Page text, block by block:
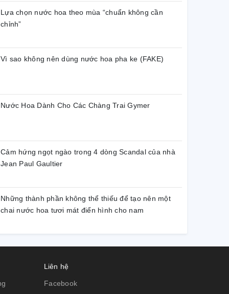
Lựa chọn nước hoa theo mùa “chuẩn không cần
chỉnh”
Vì sao không nên dùng nước hoa pha ke (FAKE)
Nước Hoa Dành Cho Các Chàng Trai Gymer
Cảm hứng ngọt ngào trong 4 dòng Scandal của nhà
Jean Paul Gaultier
Những thành phần không thể thiếu để tạo nên một
chai nước hoa tươi mát điển hình cho nam
Liên hệ
Facebook